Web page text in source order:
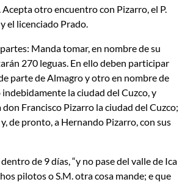
otro encuentro con Pizarro, el P.
el licenciado Prado.
Manda tomar, en nombre de su
270 leguas. En ello deben participar
parte de Almagro y otro en nombre de
la ciudad del Cuzco, y
Francisco Pizarro la ciudad del Cuzco;
de pronto, a Hernando Pizarro, con sus
de 9 días, “y no pase del valle de Ica
pilotos o S.M. otra cosa mande; e que